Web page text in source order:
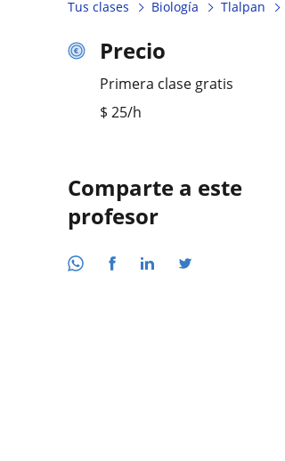
Tus clases Biología Tlalpan
Precio
Primera clase gratis
$ 25/h
Comparte a este
profesor